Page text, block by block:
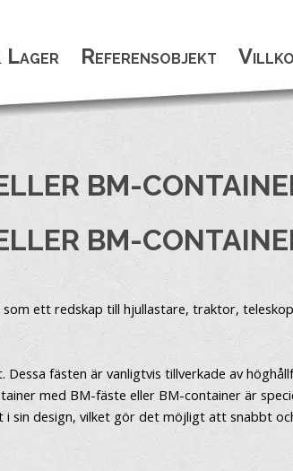
Referensobjekt
BM-
BM-
ett redskap till hjullastare, traktor,
fästen är vanligtvis tillverkade av
med BM-fäste eller BM-container är
sin design, vilket gör det möjligt att snabbt